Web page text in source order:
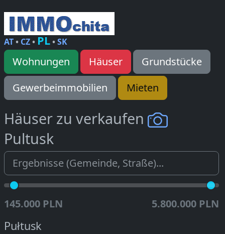
AT• CZ• PL•SK
Wohnungen Häuser
Grundstücke
Gewerbeimmobilien
Mieten
Häuser zu verkaufen
Pultusk
145.000 PLN 5.800.000 PLN
Pułtusk